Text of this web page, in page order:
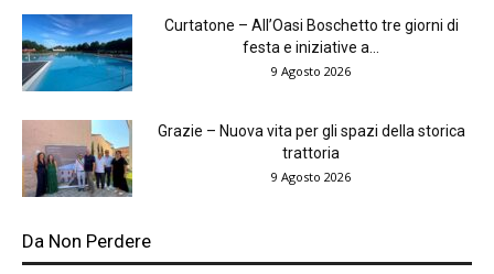
Curtatone – All’Oasi Boschetto tre giorni di
festa e iniziative a...
9 Agosto 2026
Grazie – Nuova vita per gli spazi della storica
trattoria
9 Agosto 2026
Da Non Perdere